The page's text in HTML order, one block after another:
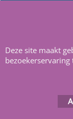
Deze site maakt
bezoekerservaring